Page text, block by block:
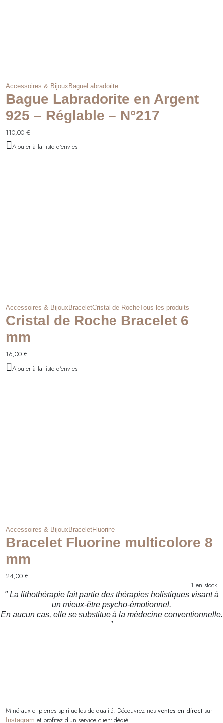
Accessoires & BijouxBagueLabradorite
Bague Labradorite en Argent
925 – Réglable – N°217
110,00 €
Ajouter à la liste d'envies
Accessoires & BijouxBraceletCristal de RocheTous les produits
Cristal de Roche Bracelet 6
mm
16,00 €
Ajouter à la liste d'envies
Accessoires & BijouxBraceletFluorine
Bracelet Fluorine multicolore 8
mm
24,00 €
1 en stock
" La lithothérapie fait partie des thérapies holistiques visant à
un mieux-être psycho-émotionnel.
En aucun cas, elle se substitue à la médecine conventionnelle.
"
Minéraux et pierres spirituelles de qualité. Découvrez nos ventes en direct sur
Instagram et profitez d’un service client dédié.